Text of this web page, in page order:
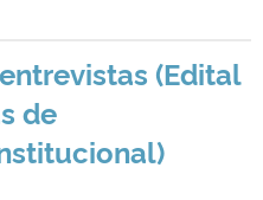
(Edital
de